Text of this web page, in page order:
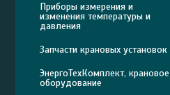
Приборы измерения и
изменения температуры и
давления
Запчасти крановых установок
ЭнергоТехКомплект, крановое
оборудование